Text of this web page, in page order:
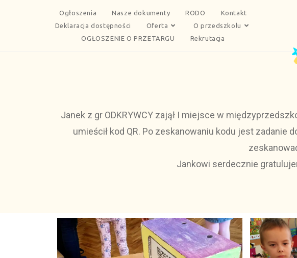
Ogłoszenia Nasze dokumenty RODO
Kontakt
Deklaracja dostępności
Oferta
O przedszkolu
OGŁOSZENIE O PRZETARGU
Rekrutacja
Janek z gr ODKRYWCY zajął I miejsce w
umieścił kod QR. Po zeskanowaniu kodu jest zadanie
Jankowi serdecznie